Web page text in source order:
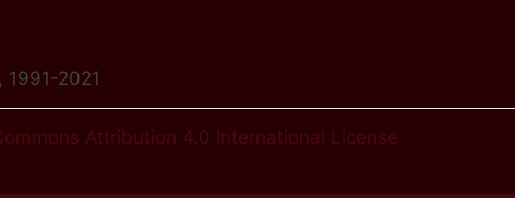
1991-2021
Attribution 4.0 International License